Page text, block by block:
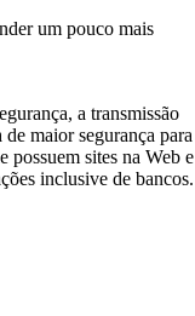
um pouco mais
a transmissão
maior segurança para
possuem sites na Web e
inclusive de bancos.